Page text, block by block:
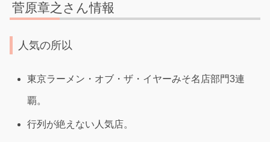
菅原章之さん情報
人気の所以
東京ラーメン・オブ・ザ・イヤーみそ名店部門3連
覇。
行列が絶えない人気店。